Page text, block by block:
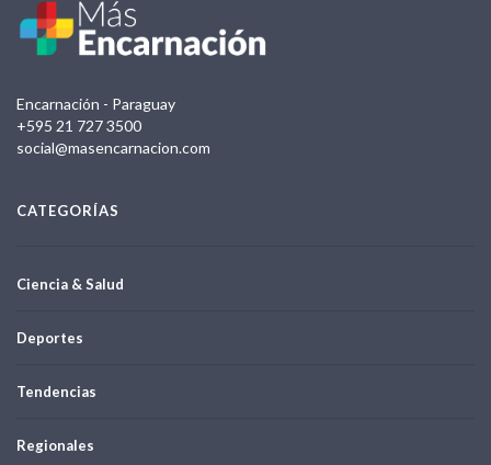
Encarnación - Paraguay
+595 21 727 3500
social@masencarnacion.com
CATEGORÍAS
Ciencia & Salud
Deportes
Tendencias
Regionales